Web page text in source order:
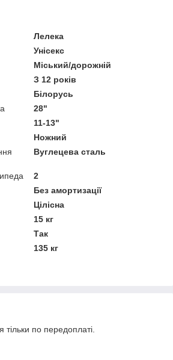
Лелека
Унісекс
Міський/дорожній
З 12 років
Білорусь
28"
11-13"
Ножний
Вуглецева сталь
2
Без амортизації
Цілісна
15 кг
Так
135 кг
тільки по передоплаті.